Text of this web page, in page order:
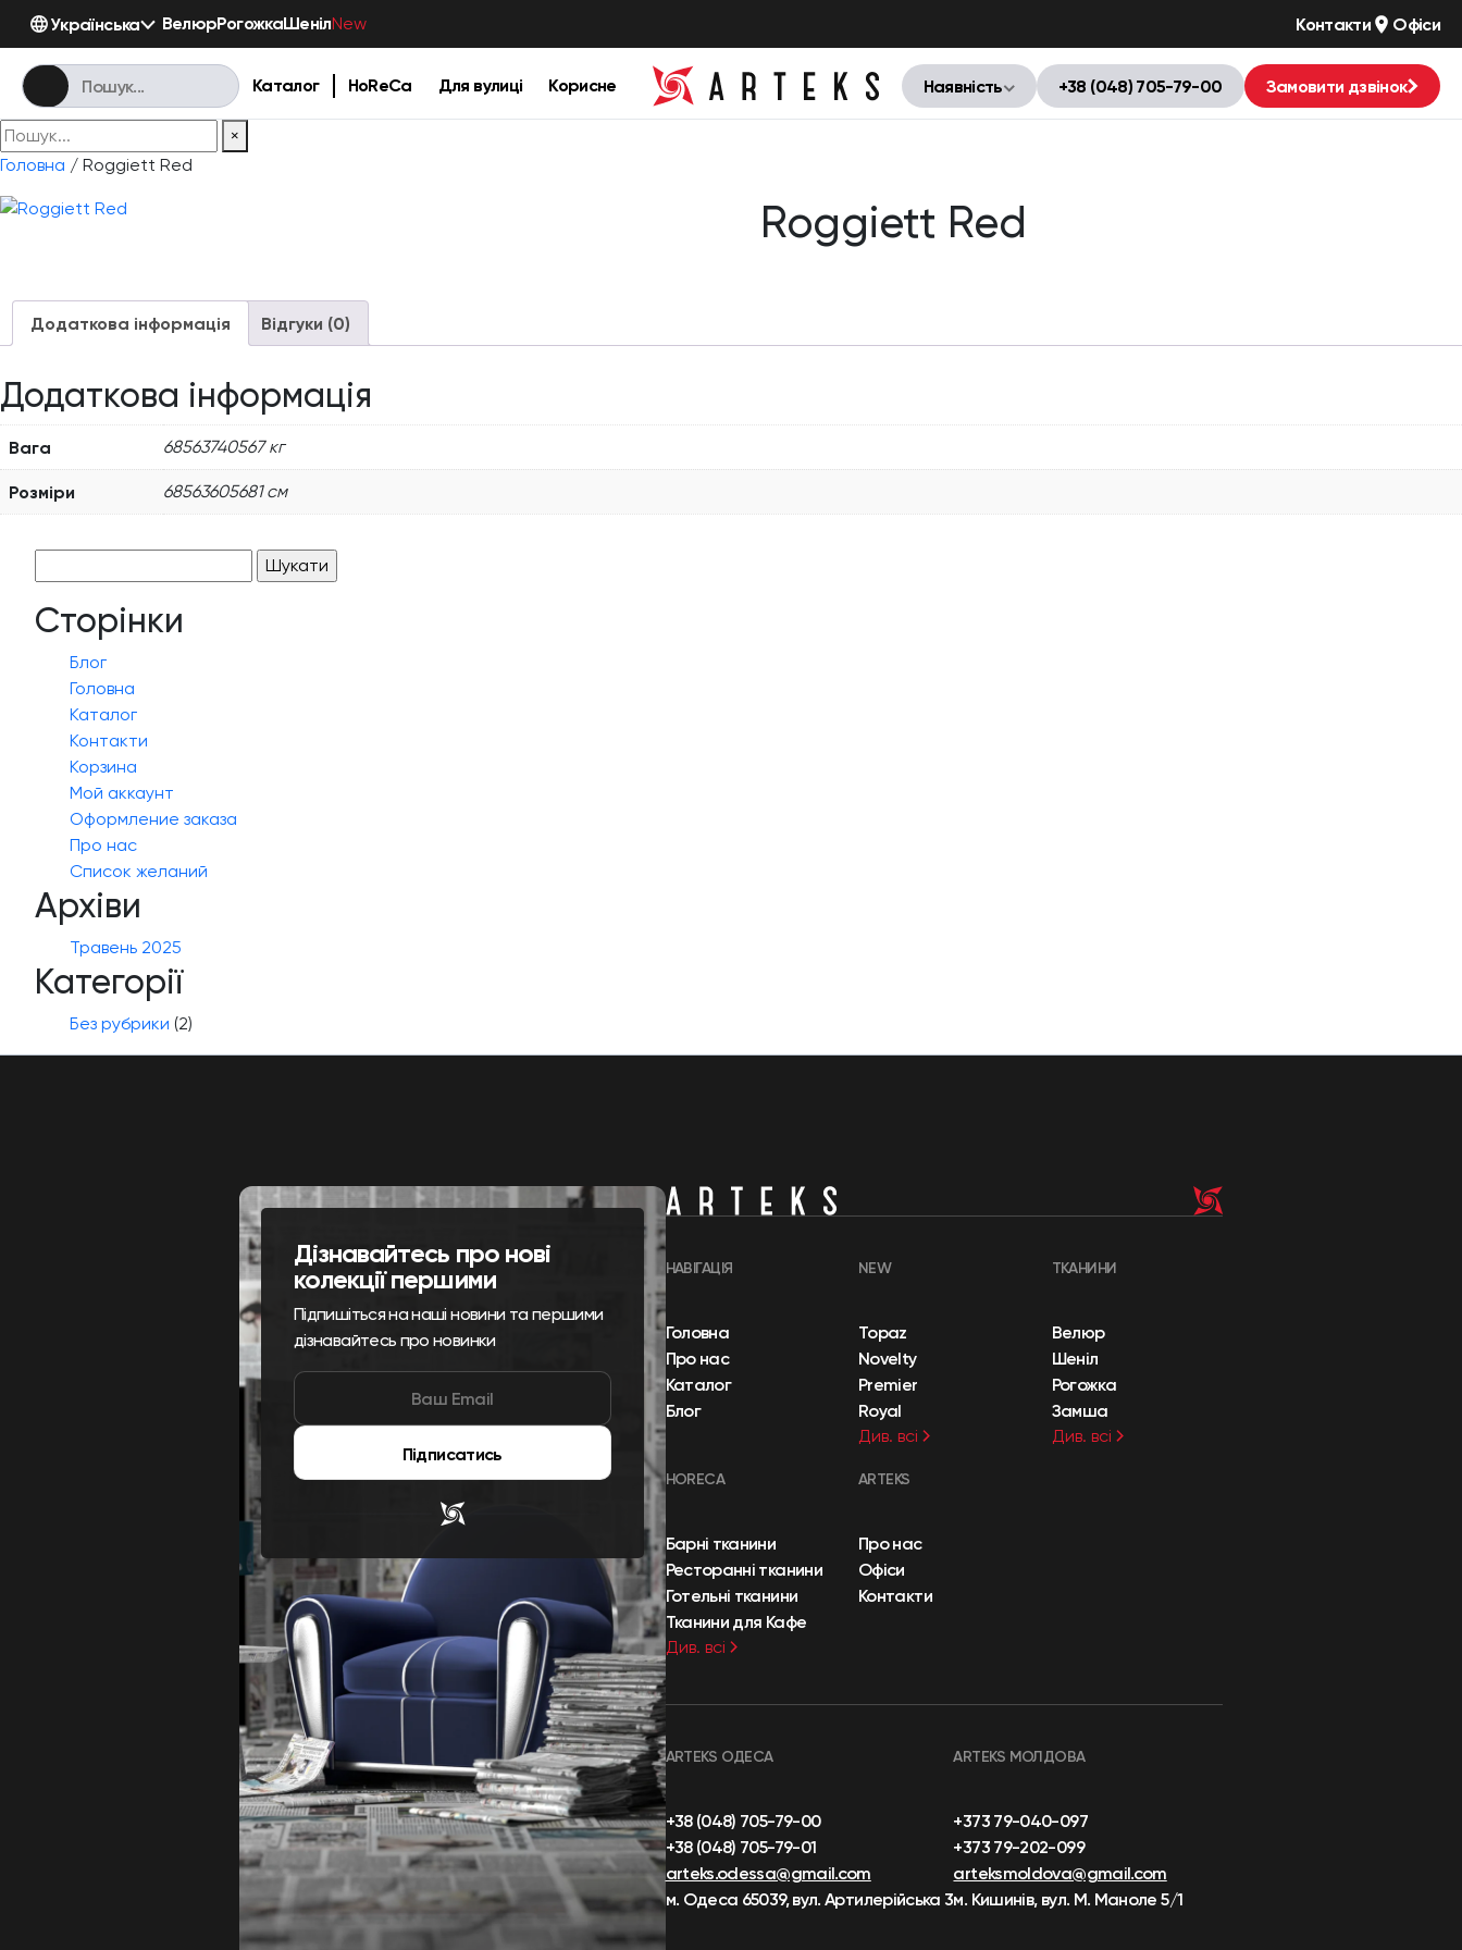
Українська ВелюрРогожкаШенілNew Контакти Офіси
Каталог HoReCa Для вулиці Корисне Наявність +38 (048) 705-79-00 Замовити дзвінок
×
Головна / Roggiett Red
Roggiett Red
Додаткова інформація Відгуки (0)
Додаткова інформація
Вага 68563740567 кг
Розміри 68563605681 см
Сторінки
Блог
Головна
Каталог
Контакти
Корзина
Мой аккаунт
Оформление заказа
Про нас
Список желаний
Архіви
Травень 2025
Категорії
Без рубрики (2)
Дізнавайтесь про нові
колекції першими
Підпишіться на наші новини та першими
дізнавайтесь про новинки
Підписатись
НАВІГАЦІЯ
Головна
Про нас
Каталог
Блог
NEW
Topaz
Novelty
Premier
Royal
Див. всі
ТКАНИНИ
Велюр
Шеніл
Рогожка
Замша
Див. всі
HORECA
Барні тканини
Ресторанні тканини
Готельні тканини
Тканини для Кафе
Див. всі
ARTEKS
Про нас
Офіси
Контакти
ARTEKS ОДЕСА
+38 (048) 705-79-00
+38 (048) 705-79-01
arteks.odessa@gmail.com
м. Одеса 65039, вул. Артилерійська 3
ARTEKS МОЛДОВА
+373 79-040-097
+373 79-202-099
arteksmoldova@gmail.com
м. Кишинів, вул. М. Маноле 5/1